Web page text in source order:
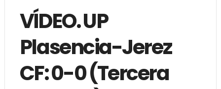
VÍDEO. UP
Plasencia-Jerez
CF: 0-0 (Tercera